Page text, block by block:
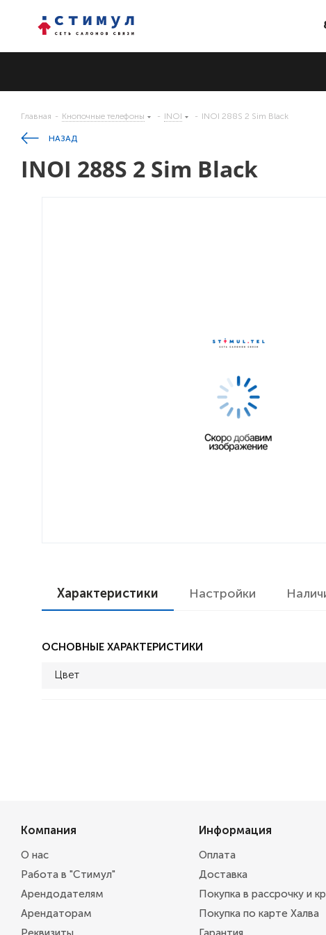
Главная - Кнопочные телефоны - INOI - INOI 288S 2 Sim Black
НАЗАД
INOI 288S 2 Sim Black
Характеристики Настройки
ОСНОВНЫЕ ХАРАКТЕРИСТИКИ
Цвет
Компания
О нас
Работа в "Стимул"
Арендодателям
Арендаторам
Информация
Оплата
Доставка
Покупка в рассрочку и
Покупка по карте Халва